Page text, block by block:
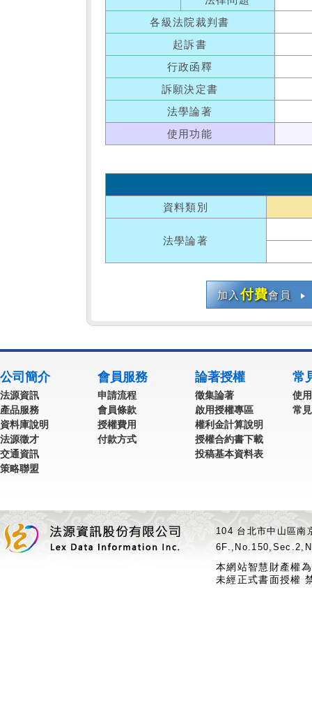
各級法院裁判書
起訴書
行政函釋
訴願決定書
法學論著
使用功能
資料類別
法學論著
加入付費會員
公司簡介
法源資訊
產品服務
資料庫說明
法源徵才
交通資訊
策略聯盟
會員服務
申請流程
會員條款
授權費用
付款方式
論著授權
徵集論著
啟用授權專區
權利金計算說明
授權合約書下載
投稿基本資料表
常
使
常
104 台北市中山區
本網站智慧財產權
未經正式書面授權